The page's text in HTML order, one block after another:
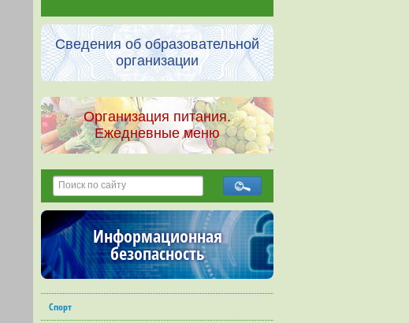
Сведения об образовательной
организации
Организация питания.
Ежедневные меню
Информационная
безопасность
Спорт